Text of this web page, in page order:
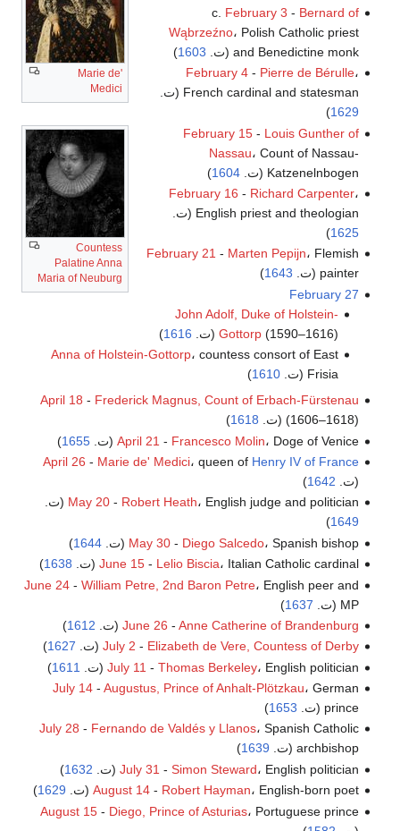
Marie de'
Medici
Countess
Palatine Anna
Maria of Neuburg
c. February 3 - Bernard of
Wąbrzeźno، Polish Catholic priest
and Benedictine monk (ت.
1603
)
February 4- Pierre de Bérulle،
French cardinal and statesman (ت.
1629
)
February 15- Louis Gunther of
Nassau، Count of Nassau-
Katzenelnbogen (ت.
1604
)
February 16 - Richard Carpenter،
English priest and theologian (ت.
1625
)
February 21 - Marten Pepijn، Flemish
painter (ت.
1643
)
February 27
John Adolf, Duke of Holstein-
Gottorp (1590–1616) (ت. 1616
)
Anna of Holstein-Gottorp، countess consort of East
Frisia (ت.
1610
)
April 18 - Frederick Magnus, Count of Erbach-Fürstenau
(1606–1618) (ت.
1618
)
April 21 - Francesco Molin، Doge of Venice (ت. 1655
)
April 26 - Marie de' Medici، queen of Henry IV of France
(ت. 1642
)
May 20- Robert Heath، English judge and politician (ت.
1649
)
May 30- Diego Salcedo، Spanish bishop (ت. 1644
)
June 15- Lelio Biscia، Italian Catholic cardinal (ت. 1638
)
June 24- William Petre, 2nd Baron Petre، English peer and
MP (ت.
1637
)
June 26 - Anne Catherine of Brandenburg (ت. 1612
)
July 2 - Elizabeth de Vere, Countess of Derby (ت. 1627
)
July 11 - Thomas Berkeley، English politician (ت. 1611
)
July 14- Augustus, Prince of Anhalt-Plötzkau، German
prince (ت.
1653
)
July 28 - Fernando de Valdés y Llanos، Spanish Catholic
archbishop (ت.
1639
)
July 31 - Simon Steward، English politician (ت. 1632
)
August 14- Robert Hayman، English-born poet (ت. 1629
)
August 15- Diego, Prince of Asturias، Portuguese prince